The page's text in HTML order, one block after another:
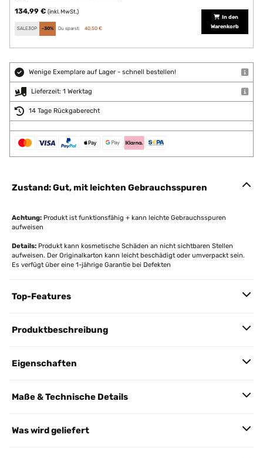
134,99 € (inkl. MwSt.)
SALE30P -30% Du sparst: 40,50 €
In den
Warenkorb
Wenige Exemplare auf Lager - schnell bestellen!
Lieferzeit: 1 Werktag
14 Tage Rückgaberecht
Zustand: Gut, mit leichten Gebrauchsspuren
Achtung: Produkt ist funktionsfähig + kann leichte Gebrauchsspuren
aufweisen
Details: Produkt kann kosmetische Schäden an nicht sichtbaren Stellen
aufweisen. Der Originalkarton kann leicht beschädigt oder umverpackt sein.
Es verfügt über eine 1-jährige Garantie bei Defekten
Top-Features
Produktbeschreibung
Eigenschaften
Maße & Technische Details
Was wird geliefert